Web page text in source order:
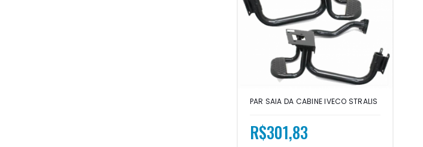
PAR SAIA DA CABINE IVECO STRALIS
R$301,83